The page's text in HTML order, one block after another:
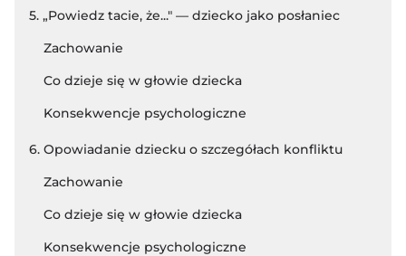
5. „Powiedz tacie, że..." — dziecko jako posłaniec
Zachowanie
Co dzieje się w głowie dziecka
Konsekwencje psychologiczne
6. Opowiadanie dziecku o szczegółach konfliktu
Zachowanie
Co dzieje się w głowie dziecka
Konsekwencje psychologiczne